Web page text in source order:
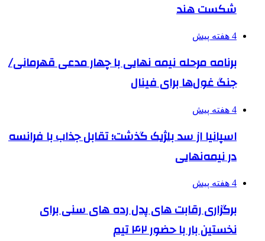
شکست هند
4 هفته پیش
برنامه مرحله نیمه نهایی با چهار مدعی قهرمانی/
جنگ غول‌ها برای فینال
4 هفته پیش
اسپانیا از سد بلژیک گذشت؛ تقابل جذاب با فرانسه
در نیمه‌نهایی
4 هفته پیش
برگزاری رقابت های پدل رده های سنی برای
نخستین بار با حضور ۴۲ تیم